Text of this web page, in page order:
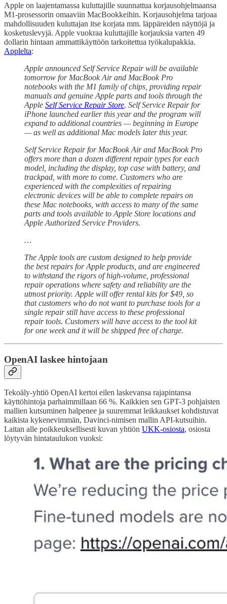
Apple on laajentamassa kuluttajille suunnattua korjausohjelmaansa
M1-prosessorin omaaviin MacBookkeihin. Korjausohjelma tarjoaa
mahdollisuuden kuluttajan itse korjata mm. läppäreiden näyttöjä ja
kosketuslevyjä. Apple vuokraa kuluttajille korjauksia varten 49
dollarin hintaan ammattikäyttöön tarkoitettua työkalupakkia.
Applelta:
Apple announced Self Service Repair will be available
tomorrow for MacBook Air and MacBook Pro
notebooks with the M1 family of chips, providing repair
manuals and genuine Apple parts and tools through the
Apple Self Service Repair Store. Self Service Repair for
iPhone launched earlier this year and the program will
expand to additional countries — beginning in Europe
— as well as additional Mac models later this year.
Self Service Repair for MacBook Air and MacBook Pro
offers more than a dozen different repair types for each
model, including the display, top case with battery, and
trackpad, with more to come. Customers who are
experienced with the complexities of repairing
electronic devices will be able to complete repairs on
these Mac notebooks, with access to many of the same
parts and tools available to Apple Store locations and
Apple Authorized Service Providers.
…
The Apple tools are custom designed to help provide
the best repairs for Apple products, and are engineered
to withstand the rigors of high-volume, professional
repair operations where safety and reliability are the
utmost priority. Apple will offer rental kits for $49, so
that customers who do not want to purchase tools for a
single repair still have access to these professional
repair tools. Customers will have access to the tool kit
for one week and it will be shipped free of charge.
OpenAI laskee hintojaan
Tekoäly-yhtiö OpenAI kertoi eilen laskevansa rajapintansa
käyttöhintoja parhaimmillaan 66 %. Kaikkien sen GPT-3 pohjaisten
mallien kutsuminen halpenee ja suuremmat leikkaukset kohdistuvat
kaikista kykenevimmän, Davinci-nimisen mallin API-kutsuihin.
Laitan alle poikkeuksellisesti kuvan yhtiön UKK-osiosta, osiosta
löytyvän hintataulukon vuoksi: